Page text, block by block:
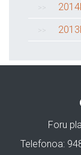
Foru
Telefonoa: